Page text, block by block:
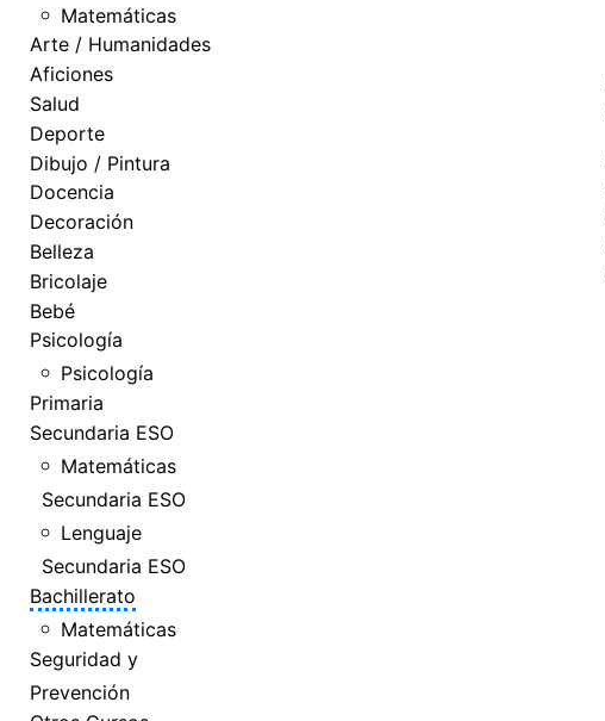
Matemáticas
Arte / Humanidades
Aficiones
Salud
Deporte
Dibujo / Pintura
Docencia
Decoración
Belleza
Bricolaje
Bebé
Psicología
Psicología
Primaria
Secundaria ESO
Matemáticas
Secundaria ESO
Lenguaje
Secundaria ESO
Bachillerato
Matemáticas
Seguridad y
Prevención